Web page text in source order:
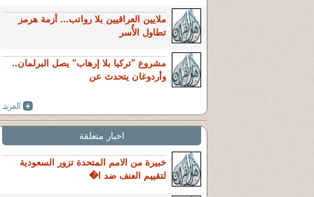
ملايين العراقيين بلا رواتب... أزمة هرمز
تطاول الأُسر
مشروع "تركيا بلا إرهاب" يصل البرلمان..
وأردوغان يتحدث عن
اخبار متعلقة
خبيرة من الامم المتحدة تزور السعودية
لتقييم العنف ضد ا�